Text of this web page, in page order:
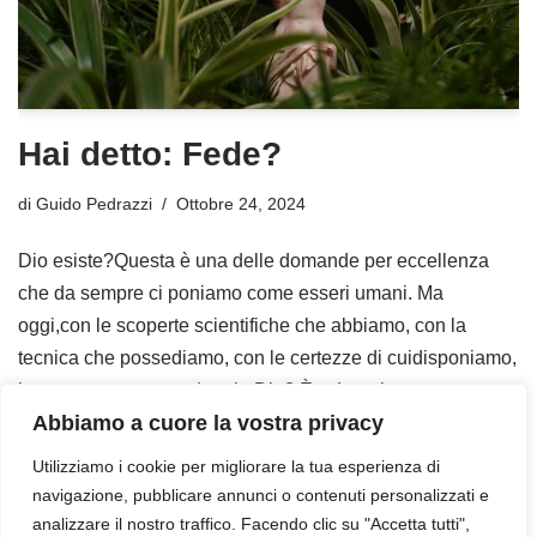
Abbiamo a cuore la vostra privacy
Utilizziamo i cookie per migliorare la tua esperienza di
navigazione, pubblicare annunci o contenuti personalizzati e
analizzare il nostro traffico. Facendo clic su "Accetta tutti",
Hai detto: Fede?
di Guido Pedrazzi Ottobre 24, 2024
Dio esiste?Questa è una delle domande per eccellenza
che da sempre ci poniamo come esseri umani. Ma
oggi,con le scoperte scientifiche che abbiamo, con la
tecnica che possediamo, con le certezze di cuidisponiamo,
ha ancora senso credere in Dio? È… Leggi tutto »